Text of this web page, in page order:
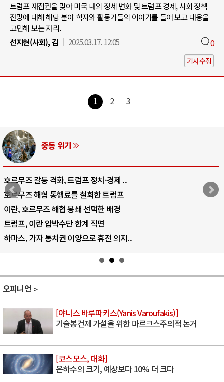
트럼프 재집권을 맞아 미국 내외 정세 변화 및 트럼프 경제, 사회 정책
전망에 대해 해당 분야 학자와 활동가들의 이야기를 들어 보고 대응을
고민해 보는 자리.
선지현(사회), 김
2025.03.17. 12:05 0
기사수정
1 2 3
AI와 인간
중국 AI, 저가 공세로 글로벌 토큰 시..
AI 국부펀드 구상 놓고 미국 진보진영 ..
AI 데이터센터 반대 투쟁은 새로운 글로..
AI의 숨은 환경 비용: 데이터센터 확산..
AI는 어떻게 미국 민주주의를 잠식하고 ..
오피니언
[야니스 바루파키스(Yanis Varoufakis)]
기술봉건제 가설을 위한 마르크스주의적 논거
[코스모스, 대화]
은하수의 크기, 예상보다 10% 더 크다